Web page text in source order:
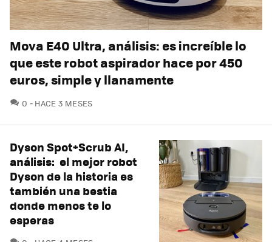
Mova E40 Ultra, análisis: es increíble lo
que este robot aspirador hace por 450
euros, simple y llanamente
0 COMENTARIOS
HACE 3 MESES
Dyson Spot+Scrub AI,
análisis: el mejor robot
Dyson de la historia es
también una bestia
donde menos te lo
esperas